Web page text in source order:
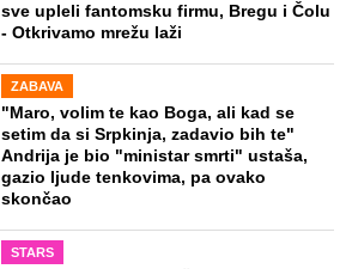
sve upleli fantomsku firmu, Bregu i Čolu
- Otkrivamo mrežu laži
ZABAVA
"Maro, volim te kao Boga, ali kad se
setim da si Srpkinja, zadavio bih te"
Andrija je bio "ministar smrti" ustaša,
gazio ljude tenkovima, pa ovako
skončao
STARS